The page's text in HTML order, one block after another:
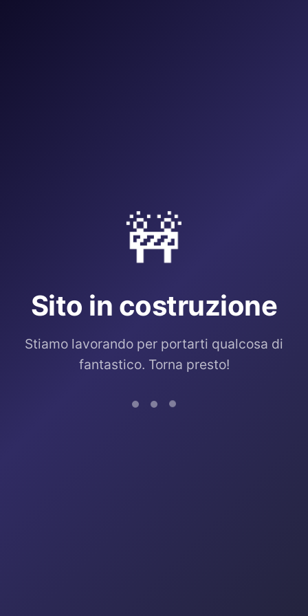
🚧
Sito in costruzione
Stiamo lavorando per portarti qualcosa di
fantastico. Torna presto!